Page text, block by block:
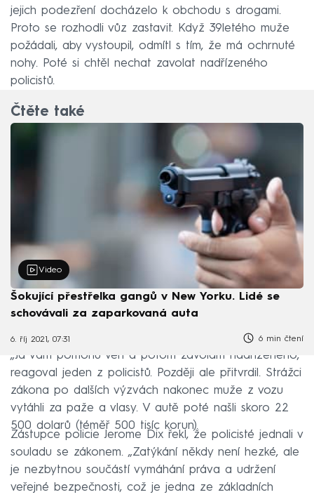
jejich podezření docházelo k obchodu s drogami.
Proto se rozhodli vůz zastavit. Když 39letého muže
požádali, aby vystoupil, odmítl s tím, že má ochrnuté
nohy. Poté si chtěl nechat zavolat nadřízeného
policistů.
Čtěte také
Video
Šokující přestřelka gangů v New Yorku. Lidé se
schovávali za zaparkovaná auta
6. říj 2021, 07:31 6 min čtení
„Já vám pomohu ven a potom zavolám nadřízeného,“
reagoval jeden z policistů. Později ale přitvrdil. Strážci
zákona po dalších výzvách nakonec muže z vozu
vytáhli za paže a vlasy. V autě poté našli skoro 22
500 dolarů (téměř 500 tisíc korun).
Zástupce policie Jerome Dix řekl, že policisté jednali v
souladu se zákonem. „Zatýkání někdy není hezké, ale
je nezbytnou součástí vymáhání práva a udržení
veřejné bezpečnosti, což je jedna ze základních